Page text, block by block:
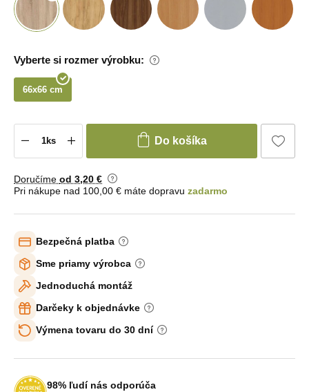
Vyberte si rozmer výrobku:
66x66 cm
Do košíka
Doručíme od 3,20 €
Pri nákupe nad 100,00 € máte dopravu zadarmo
Bezpečná platba
Sme priamy výrobca
Jednoduchá montáž
Darčeky k objednávke
Výmena tovaru do 30 dní
98% ľudí nás odporúča